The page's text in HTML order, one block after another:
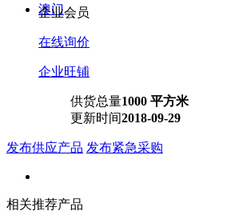
澳门
企业会员
在线询价
企业旺铺
供货总量1000 平方米
更新时间2018-09-29
发布供应产品 发布紧急采购
相关推荐产品